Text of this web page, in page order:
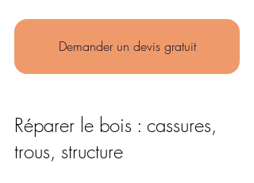
Demander un devis gratuit
Réparer le bois : cassures,
trous, structure